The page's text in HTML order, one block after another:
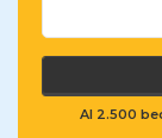
Al 2.500